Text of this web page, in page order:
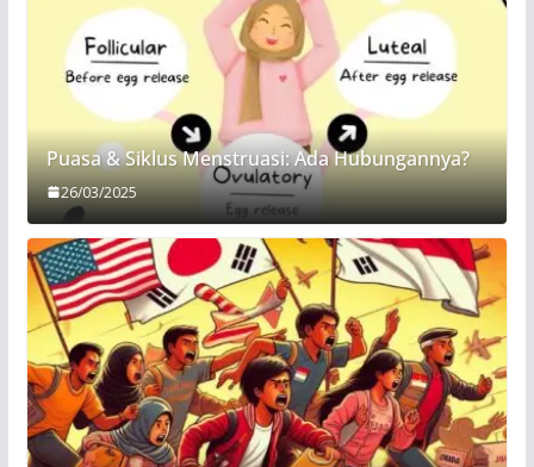
Puasa & Siklus Menstruasi: Ada Hubungannya?
26/03/2025